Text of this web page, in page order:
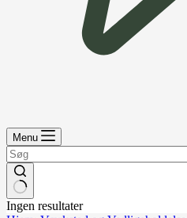
Menu
Ingen resultater